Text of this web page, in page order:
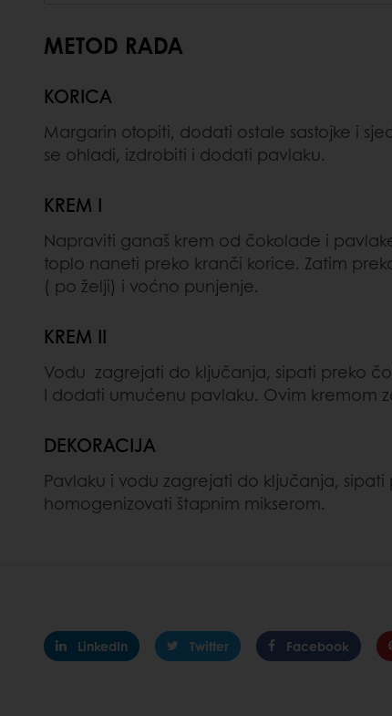
METOD RADA
KORICA
Margarin otopiti, dodati ostale sastojke i
se ohladi, izdrobiti i dodati pavlaku.
KREM I
Napraviti ganaš krem od čokolade i
toplo naneti preko kranči korice. Zatim
( po želji) i voćno punjenje.
KREM II
Vodu zagrejati do ključanja, sipati preko
I dodati umućenu pavlaku. Ovim kremom
DEKORACIJA
Pavlaku i vodu zagrejati do ključanja,
homogenizovati štapnim mikserom.
LinkedIn Twitter Facebook